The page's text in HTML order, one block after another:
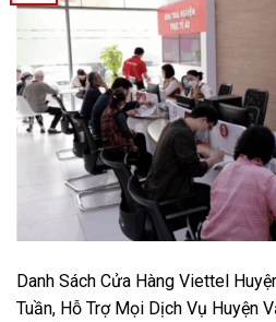
Danh Sách Cửa Hàng Viettel
Tuần, Hỗ Trợ Mọi Dịch Vụ Huyện